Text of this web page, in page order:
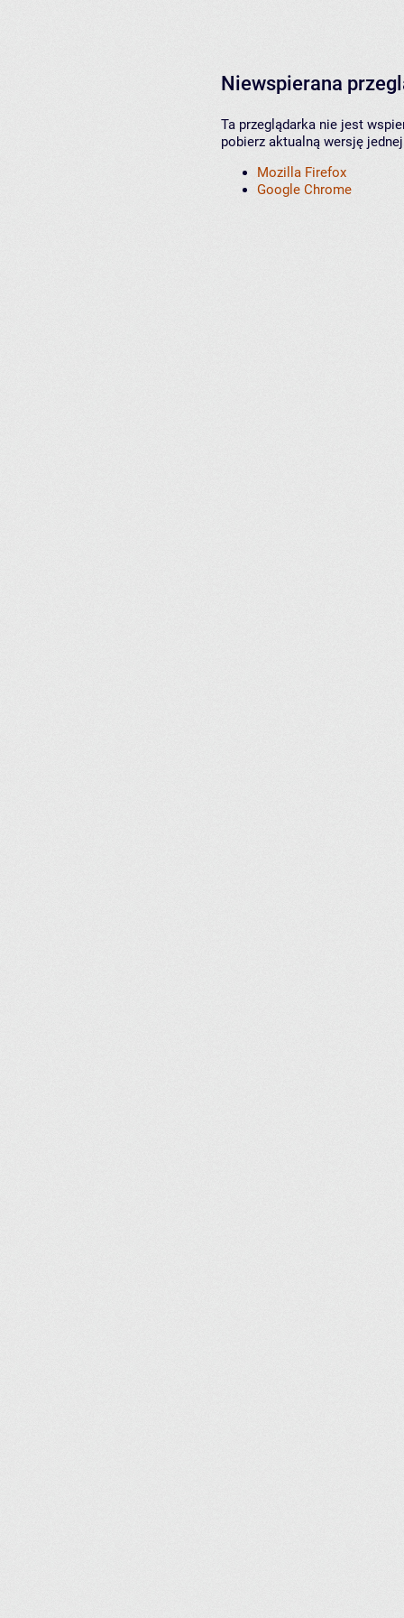
Niewspierana
Ta przeglądarka nie jest
pobierz aktualną wersję
Mozilla Firefox
Google Chrome